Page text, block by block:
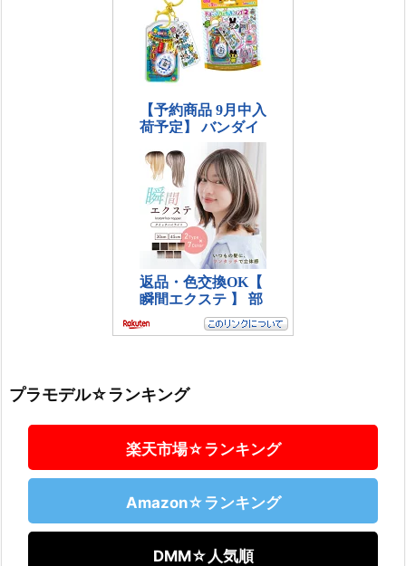
プラモデル☆ランキング
楽天市場☆ランキング
Amazon☆ランキング
DMM☆人気順